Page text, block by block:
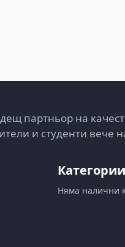
партньор на
и студенти вече
Категории
Няма налични